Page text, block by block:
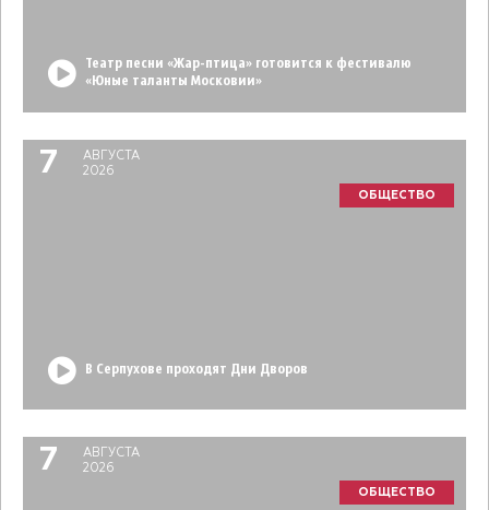
Театр песни «Жар-птица» готовится к фестивалю
«Юные таланты Московии»
7
АВГУСТА
2026
ОБЩЕСТВО
В Серпухове проходят Дни Дворов
7
АВГУСТА
2026
ОБЩЕСТВО